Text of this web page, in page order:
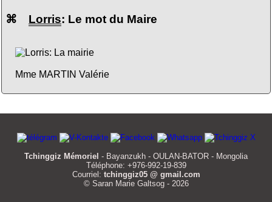
⌘ Lorris: Le mot du Maire
Mme MARTIN Valérie
Tchinggiz Mémoriel - Bayanzukh - OULAN-BATOR - Mongolia
Téléphone: +976-992-19-839
Courriel: tchinggiz05 @ gmail.com
© Saran Marie Galtsog - 2026